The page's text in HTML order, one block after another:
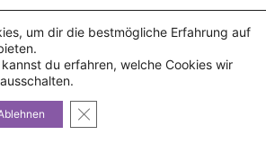
um dir die bestmögliche Erfahrung auf
kannst du erfahren, welche Cookies wir
GDPR Cookie-Banner schließen